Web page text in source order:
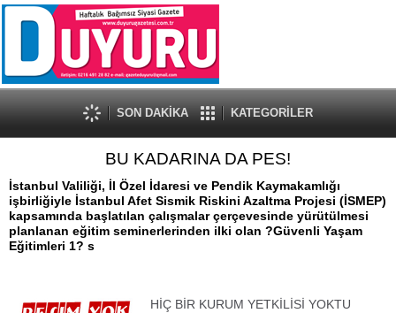
SON DAKİKA KATEGORİLER
BU KADARINA DA PES!
İstanbul Valiliği, İl Özel İdaresi ve Pendik Kaymakamlığı
işbirliğiyle İstanbul Afet Sismik Riskini Azaltma Projesi (İSMEP)
kapsamında başlatılan çalışmalar çerçevesinde yürütülmesi
planlanan eğitim seminerlerinden ilki olan ?Güvenli Yaşam
Eğitimleri 1? s
HİÇ BİR KURUM YETKİLİSİ YOKTU